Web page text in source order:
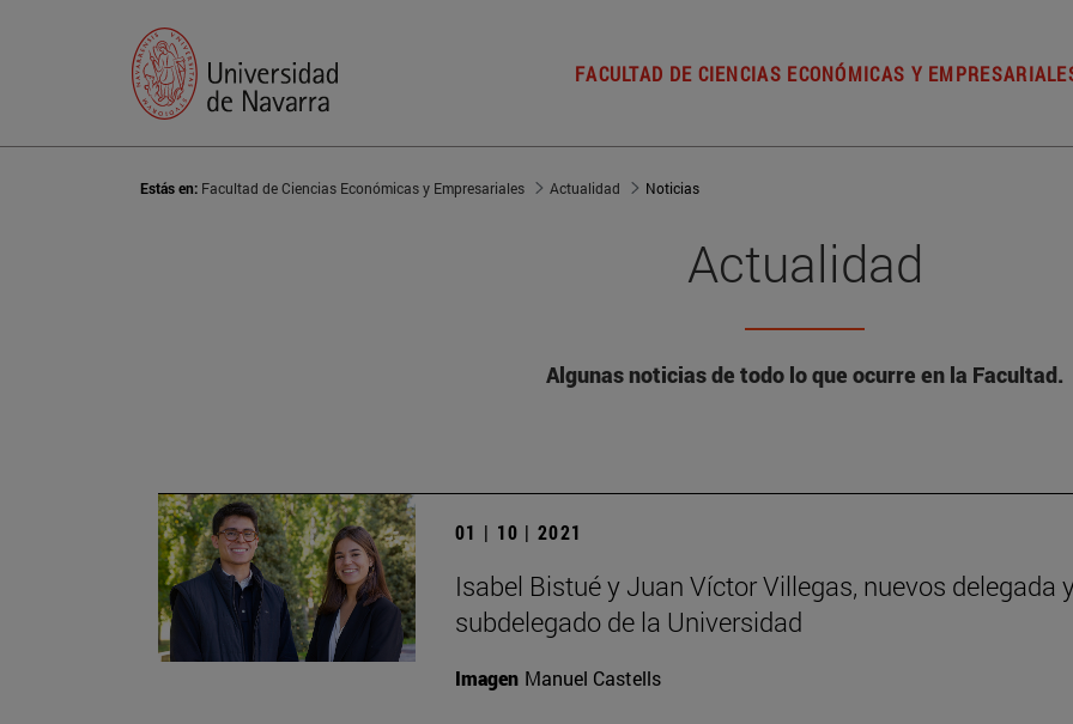
FACULTAD DE CIENCIAS ECONÓMICAS Y
Estás en: Facultad de Ciencias Económicas y Empresariales Actualidad Noticias
Actualidad
Algunas noticias de todo lo que ocurre en la Facultad.
01 | 10 | 2021
Isabel Bistué y Juan Víctor Villegas, nuevos delegada
subdelegado de la Universidad
Imagen Manuel Castells